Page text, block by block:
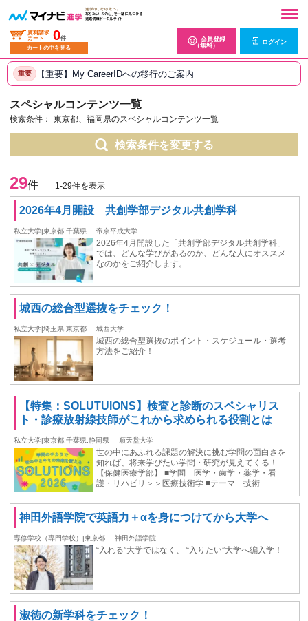
資料請求
カート
0件
カートの中を見る
会員登録
（無料）
ログイン
重要 【重要】My CareerIDへの移行のご案内
スペシャルコンテンツ一覧
検索条件： 東京都、福岡県のスペシャルコンテンツ一覧
検索条件を変更する
29件 1-29件を表示
2026年4月開設 共創学部デジタル共創学科
私立大学|東京都,千葉県 帝京平成大学
2026年4月開設した「共創学部デジタル共創学科」
では、どんな学びがあるのか、どんな人にオススメ
なのかをご紹介します。
城西の総合型選抜をチェック！
私立大学|埼玉県,東京都 城西大学
城西の総合型選抜のポイント・スケジュール・選考
方法をご紹介！
【特集：SOLUTUIONS】検査と診断のスペシャリス
ト・診療放射線技師がこれから求められる役割とは
私立大学|東京都,千葉県,静岡県 順天堂大学
世の中にあふれる課題の解決に挑む学問の面白さを
知れば、将来学びたい学問・研究が見えてくる！
【保健医療学部】 ■学問 医学・歯学・薬学・看
護・リハビリ＞＞医療技術学 ■テーマ 技術
神田外語学院で英語力＋αを身につけてから大学へ
専修学校（専門学校）|東京都 神田外語学院
“入れる”大学ではなく、 “入りたい”大学へ編入学！
淑徳の新学科をチェック！